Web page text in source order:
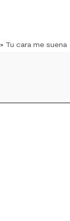
» Tu cara me suena